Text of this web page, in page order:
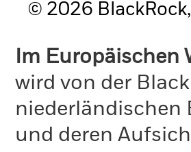
© 2026
Im Europäischen
wird von der
niederländischen
und deren